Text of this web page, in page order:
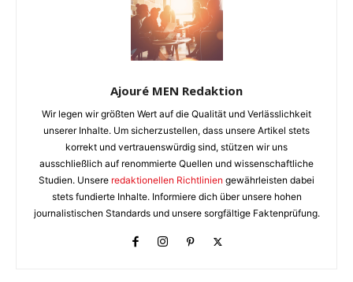
Ajouré MEN Redaktion
Wir legen wir größten Wert auf die Qualität und Verlässlichkeit
unserer Inhalte. Um sicherzustellen, dass unsere Artikel stets
korrekt und vertrauenswürdig sind, stützen wir uns
ausschließlich auf renommierte Quellen und wissenschaftliche
Studien. Unsere redaktionellen Richtlinien gewährleisten dabei
stets fundierte Inhalte. Informiere dich über unsere hohen
journalistischen Standards und unsere sorgfältige Faktenprüfung.